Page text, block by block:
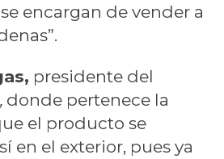
encargan de vender a
presidente del
donde pertenece la
el producto se
en el exterior, pues ya